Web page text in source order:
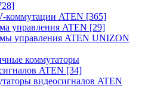
коммутации ATEN [365]
управления ATEN [29]
управления ATEN UNIZON
коммутаторы
ATEN [34]
видеосигналов ATEN